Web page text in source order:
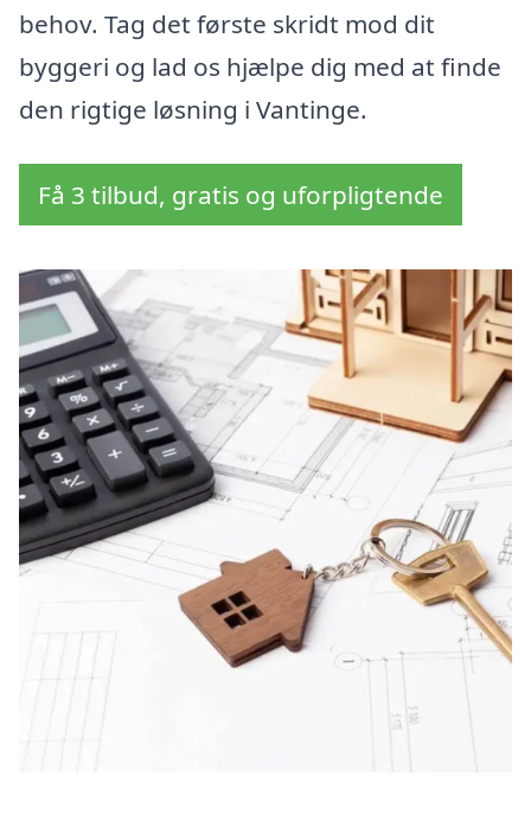
behov. Tag det første skridt mod dit
byggeri og lad os hjælpe dig med at finde
den rigtige løsning i Vantinge.
Få 3 tilbud, gratis og uforpligtende